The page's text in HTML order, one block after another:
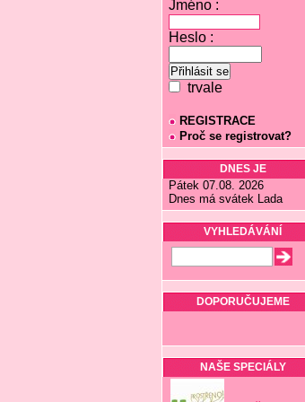
Jméno :
Heslo :
trvale
REGISTRACE
Proč se registrovat?
DNES JE
Pátek 07.08. 2026
Dnes má svátek Lada
VYHLEDÁVÁNÍ
DOPORUČUJEME
NAŠE SPECIÁLY